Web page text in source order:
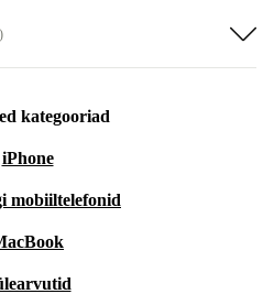
kategooriad
iPhone
mobiiltelefonid